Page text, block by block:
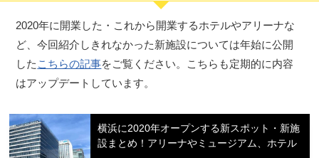
2020年に開業した・これから開業するホテルやアリーナな
ど、今回紹介しきれなかった新施設については年始に公開
した こちらの記事をご覧ください。こちらも定期的に内容
はアップデートしています。
横浜に2020年オープンする新スポット・新施
設まとめ！アリーナやミュージアム、ホテル